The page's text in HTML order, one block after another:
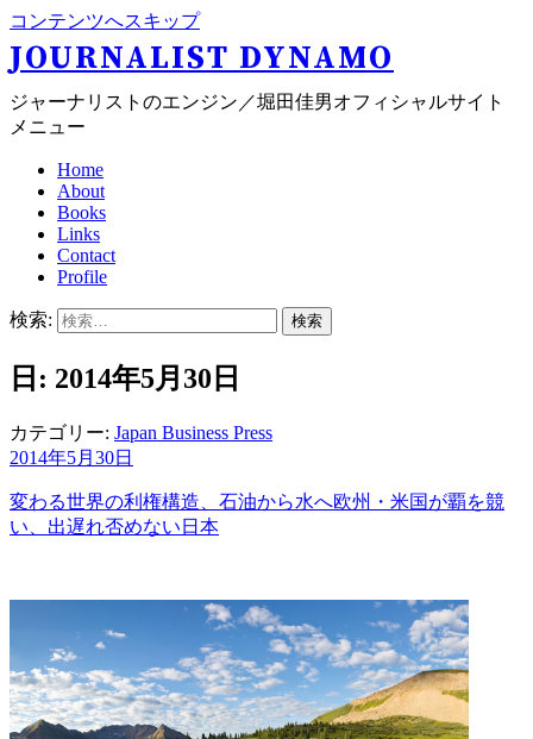
コンテンツへスキップ
JOURNALIST DYNAMO
ジャーナリストのエンジン／堀田佳男オフィシャルサイト
メニュー
Home
About
Books
Links
Contact
Profile
検索:
日: 2014年5月30日
カテゴリー: Japan Business Press
2014年5月30日
変わる世界の利権構造、石油から水へ欧州・米国が覇を競
い、出遅れ否めない日本